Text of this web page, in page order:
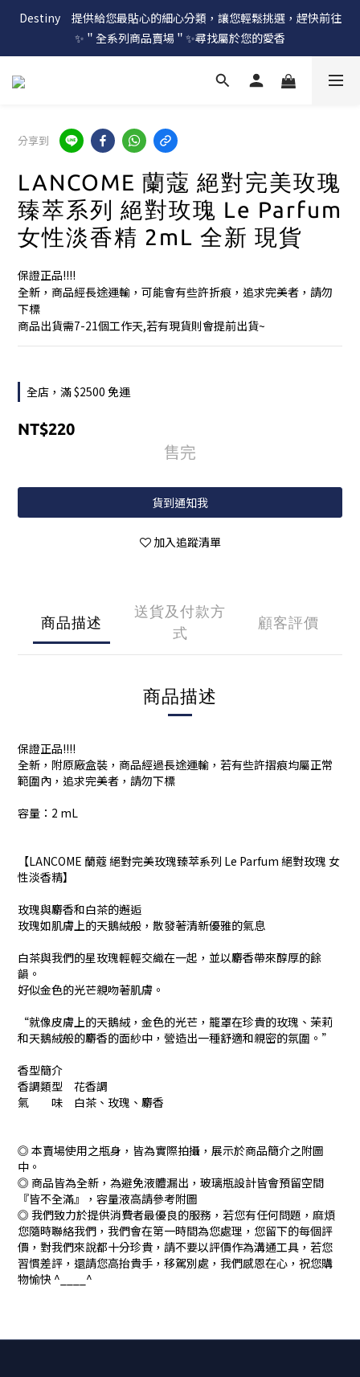
Destiny　提供給您最貼心的細心分類，讓您輕鬆挑選，趕快前往
✨＂全系列商品賣場＂✨尋找屬於您的愛香
分享到
LANCOME 蘭蔻 絕對完美玫瑰
臻萃系列 絕對玫瑰 Le Parfum
女性淡香精 2mL 全新 現貨
保證正品!!!!
全新，商品經長途運輸，可能會有些許折痕，追求完美者，請勿
下標
商品出貨需7-21個工作天,若有現貨則會提前出貨~
全店，滿 $2500 免運
NT$220
售完
貨到通知我
加入追蹤清單
商品描述
送貨及付款方
式
顧客評價
商品描述
保證正品!!!!
全新，附原廠盒裝，商品經過長途運輸，若有些許摺痕均屬正常
範圍內，追求完美者，請勿下標
容量：2 mL
【LANCOME 蘭蔻 絕對完美玫瑰臻萃系列 Le Parfum 絕對玫瑰 女
性淡香精】
玫瑰與麝香和白茶的邂逅
玫瑰如肌膚上的天鵝絨般，散發著清新優雅的氣息
白茶與我們的星玫瑰輕輕交織在一起，並以麝香帶來醇厚的餘
韻。
好似金色的光芒親吻著肌膚。
“就像皮膚上的天鵝絨，金色的光芒，籠罩在珍貴的玫瑰、茉莉
和天鵝絨般的麝香的面紗中，營造出一種舒適和親密的氛圍。”
香型簡介
香調類型 花香調
氣 味 白茶、玫瑰、麝香
◎ 本賣場使用之瓶身，皆為實際拍攝，展示於商品簡介之附圖
中。
◎ 商品皆為全新，為避免液體漏出，玻璃瓶設計皆會預留空間
『皆不全滿』，容量液高請參考附圖
◎ 我們致力於提供消費者最優良的服務，若您有任何問題，麻煩
您隨時聯絡我們，我們會在第一時間為您處理，您留下的每個評
價，對我們來說都十分珍貴，請不要以評價作為溝通工具，若您
習慣差評，還請您高抬貴手，移駕別處，我們感恩在心，祝您購
物愉快 ^____^